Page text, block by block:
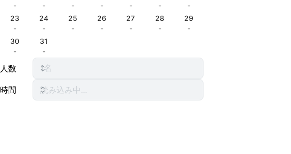
-
-
-
-
-
-
-
23
-
24
-
25
-
26
-
27
-
28
-
29
-
30
-
31
-
人数
時間